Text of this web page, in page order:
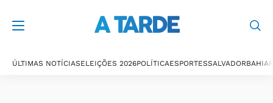
ÚLTIMAS NOTÍCIASELEIÇÕES 2026POLÍTICAESPORTESSALVADORBAHIA